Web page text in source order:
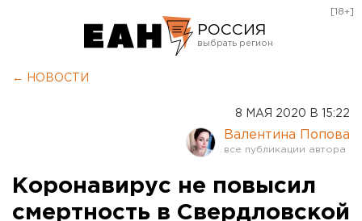
РОССИЯ
Курган
Оренбург
[18+]
← НОВОСТИ
8 МАЯ 2020 В 15:22
Валентина Попова
Коронавирус не повысил
смертность в Свердловской